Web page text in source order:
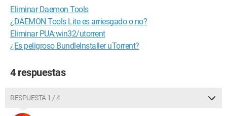
Eliminar Daemon Tools
¿DAEMON Tools Lite es arriesgado o no?
Eliminar PUA:win32/utorrent
¿Es peligroso BundleInstaller uTorrent?
4 respuestas
RESPUESTA 1 / 4